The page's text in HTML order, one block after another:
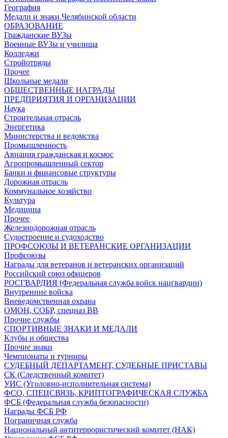
География
Медали и знаки Челябинской области
ОБРАЗОВАНИЕ
Гражданские ВУЗы
Военные ВУЗы и училища
Колледжи
Стройотряды
Прочее
Школьные медали
ОБЩЕСТВЕННЫЕ НАГРАДЫ
ПРЕДПРИЯТИЯ И ОРГАНИЗАЦИИ
Наука
Строительная отрасль
Энергетика
Министерства и ведомства
Промышленность
Авиация гражданская и космос
Агропромышленный сектор
Банки и финансовые структуры
Дорожная отрасль
Коммунальное хозяйство
Культура
Медицина
Прочее
Железнодорожная отрасль
Судостроение и судоходство
ПРОФСОЮЗЫ И ВЕТЕРАНСКИЕ ОРГАНИЗАЦИИ
Профсоюзы
Награды для ветеранов и ветеранских организаций
Российский союз офицеров
РОСГВАРДИЯ (Федеральная служба войск нацгвардии)
Внутренние войска
Вневедомственная охрана
ОМОН, СОБР, спецназ ВВ
Прочие службы
СПОРТИВНЫЕ ЗНАКИ И МЕДАЛИ
Клубы и общества
Прочие знаки
Чемпионаты и турниры
СУДЕБНЫЙ ДЕПАРТАМЕНТ, СУДЕБНЫЕ ПРИСТАВЫ
СК (Следственный комитет)
УИС (Уголовно-исполнительная система)
ФСО, СПЕЦСВЯЗЬ, КРИПТОГРАФИЧЕСКАЯ СЛУЖБА
ФСБ (Федеральная служба безопасности)
Награды ФСБ РФ
Пограничная служба
Национальный антитеррористический комитет (НАК)